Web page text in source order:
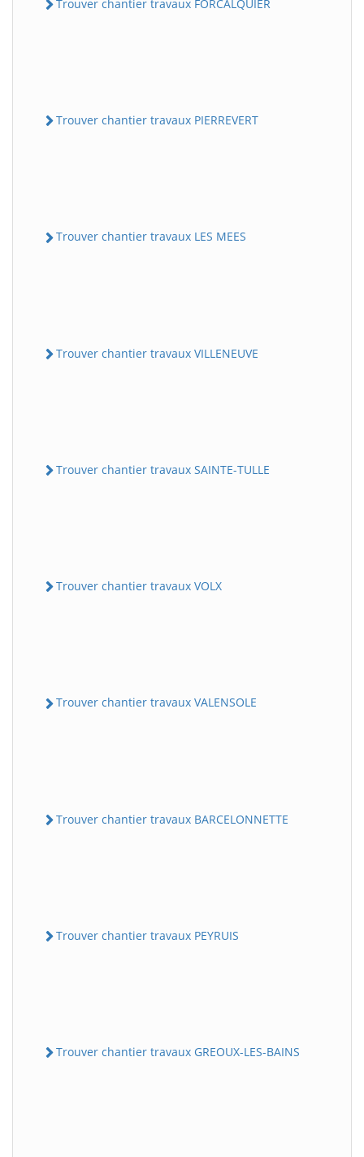
Trouver chantier travaux FORCALQUIER
Trouver chantier travaux PIERREVERT
Trouver chantier travaux LES MEES
Trouver chantier travaux VILLENEUVE
Trouver chantier travaux SAINTE-TULLE
Trouver chantier travaux VOLX
Trouver chantier travaux VALENSOLE
Trouver chantier travaux BARCELONNETTE
Trouver chantier travaux PEYRUIS
Trouver chantier travaux GREOUX-LES-BAINS